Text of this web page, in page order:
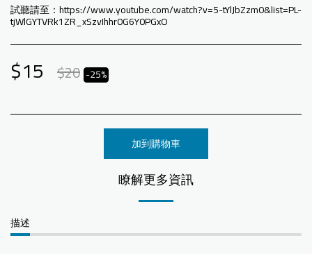
試聽請至：https://www.youtube.com/watch?v=5-tYlJbZzm0&list=PL-
tjWlGYTVRk1ZR_xSzvIhhr0G6Y0PGxO
$15 $20 -25%
加到購物車
瞭解更多資訊
描述